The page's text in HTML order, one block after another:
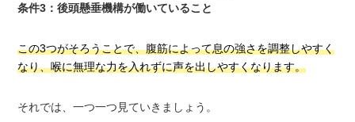
条件3：後頭懸垂機構が働いていること
この3つがそろうことで、腹筋によって息の強さを調整しやすく
なり、喉に無理な力を入れずに声を出しやすくなります。
それでは、一つ一つ見ていきましょう。